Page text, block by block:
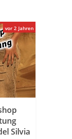
Silvia
vor 2 Jahren